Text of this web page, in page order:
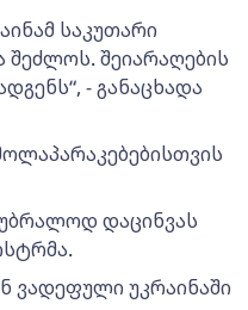
საკუთარი
შეიარაღების
- განაცხადა
უბრალოდ დაცინვას
ვადეფული უკრაინაში